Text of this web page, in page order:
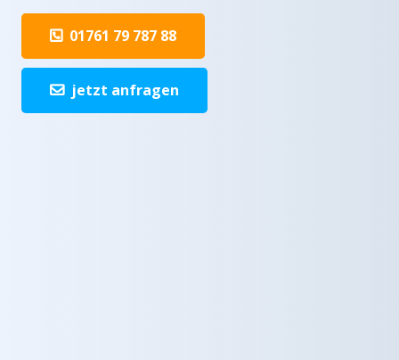
01761 79 787 88
jetzt anfragen